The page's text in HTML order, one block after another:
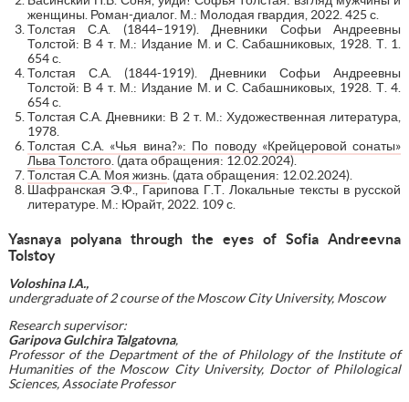
женщины. Роман-диалог. М.: Молодая гвардия, 2022. 425 с.
Толстая С.А. (1844–1919). Дневники Софьи Андреевны
Толстой: В 4 т. М.: Издание М. и С. Сабашниковых, 1928. Т. 1.
654 с.
Толстая С.А. (1844-1919). Дневники Софьи Андреевны
Толстой: В 4 т. М.: Издание М. и С. Сабашниковых, 1928. Т. 4.
654 с.
Толстая С.А. Дневники: В 2 т. М.: Художественная литература,
1978.
Толстая С.А. «Чья вина?»: По поводу «Крейцеровой сонаты»
Льва Толстого. (дата обращения: 12.02.2024).
Толстая С.А. Моя жизнь. (дата обращения: 12.02.2024).
Шафранская Э.Ф., Гарипова Г.Т. Локальные тексты в русской
литературе. М.: Юрайт, 2022. 109 с.
Yasnaya polyana through the eyes of Sofia Andreevna
Tolstoy
Voloshina I.A.,
undergraduate of 2 course of the Moscow City University, Moscow
Research supervisor:
Garipova Gulchira Talgatovna,
Professor of the Department of the of Philology of the Institute of
Humanities of the Moscow City University, Doctor of Philological
Sciences, Associate Professor